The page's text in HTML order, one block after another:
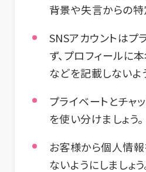
背景や失言からの特
SNSアカウントはプ
ず、プロフィールに
などを記載しないよ
プライベートとチャ
を使い分けましょう。
お客様から個人情
ないようにしましょう